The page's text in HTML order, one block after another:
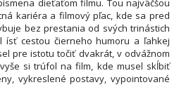
dieťaťom filmu. Tou najväčšou
kariéra a filmový pľac, kde sa pred
bez prestania od svých trinástich
ísť cestou čierneho humoru a ľahkej
pre istotu točiť dvakrát, v odvážnom
si trúfol na film, kde musel skĺbiť
vykreslené postavy, vypointované